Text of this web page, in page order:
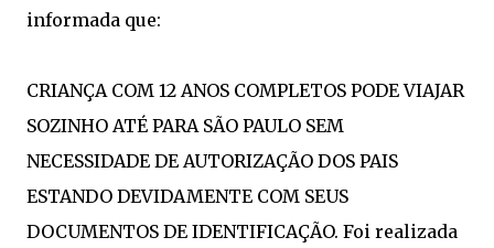
informada que:
CRIANÇA COM 12 ANOS COMPLETOS PODE VIAJAR
SOZINHO ATÉ PARA SÃO PAULO SEM
NECESSIDADE DE AUTORIZAÇÃO DOS PAIS
ESTANDO DEVIDAMENTE COM SEUS
DOCUMENTOS DE IDENTIFICAÇÃO. Foi realizada